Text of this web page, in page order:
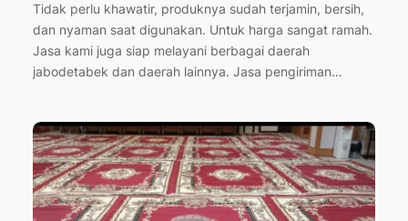
Tidak perlu khawatir, produknya sudah terjamin, bersih,
dan nyaman saat digunakan. Untuk harga sangat ramah.
Jasa kami juga siap melayani berbagai daerah
jabodetabek dan daerah lainnya. Jasa pengiriman…